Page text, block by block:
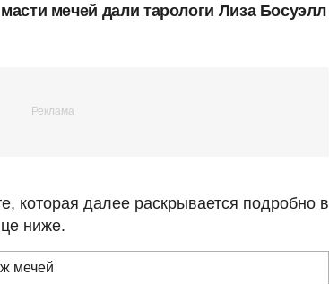
мечей дали тарологи Лиза Босуэлл
которая далее раскрывается подробно в
ниже.
мечей